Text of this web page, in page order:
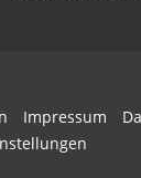
Impressum